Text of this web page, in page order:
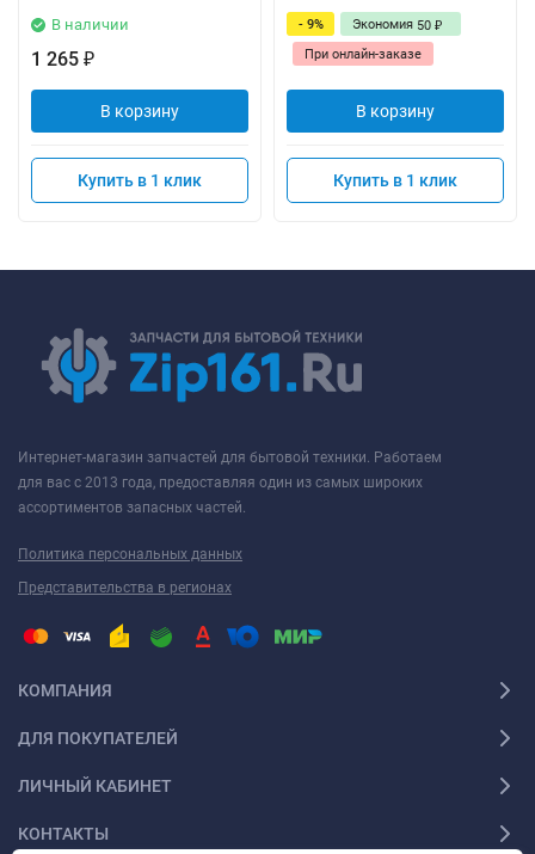
В наличии
1 265 ₽
В корзину
Купить в 1 клик
- 9% Экономия 50 ₽
При онлайн-заказе
В корзину
Купить в 1 клик
Интернет-магазин запчастей для бытовой техники. Работаем
для вас с 2013 года, предоставляя один из самых широких
ассортиментов запасных частей.
Политика персональных данных
Представительства в регионах
КОМПАНИЯ
ДЛЯ ПОКУПАТЕЛЕЙ
ЛИЧНЫЙ КАБИНЕТ
КОНТАКТЫ